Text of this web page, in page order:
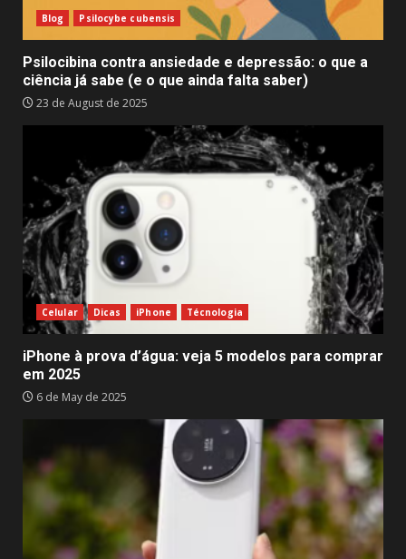
Blog Psilocybe cubensis
Psilocibina contra ansiedade e depressão: o que a
ciência já sabe (e o que ainda falta saber)
23 de August de 2025
Celular Dicas iPhone Técnologia
iPhone à prova d’água: veja 5 modelos para comprar
em 2025
6 de May de 2025